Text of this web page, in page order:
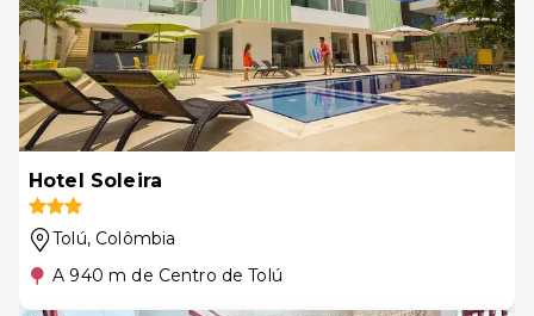
Hotel Soleira
Tolú, Colômbia
A 940 m de Centro de Tolú